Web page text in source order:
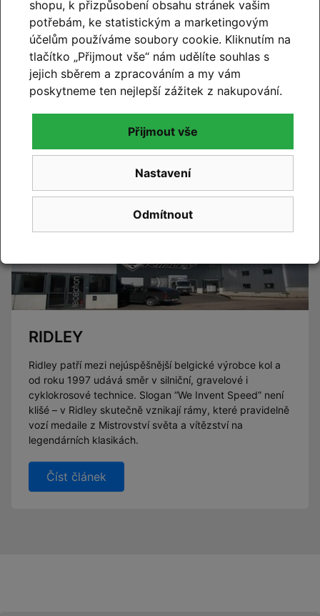
CUBE 2027
Novinky CUBE 2027 se blíží. Již brzy vám představíme
RIDLEY
Ridley patří mezi nejúspěšnější belgické výrobce kol a
od roku 1997 udává směr v silniční, gravelové i
cyklokrosové technice. Slogan “We Invent Speed” není
klišé – v Ridley skutečně vznikají rámy, které pravidelně
vozí medaile z Mistrovství světa a vítězství na
legendárních klasikách.
Číst článek
shopu, k přizpůsobení obsahu stránek vašim
potřebám, ke statistickým a marketingovým
účelům používáme soubory cookie. Kliknutím na
tlačítko „Přijmout vše“ nám udělíte souhlas s
jejich sběrem a zpracováním a my vám
poskytneme ten nejlepší zážitek z nakupování.
Odmítnout
Nastavení
Přijmout vše